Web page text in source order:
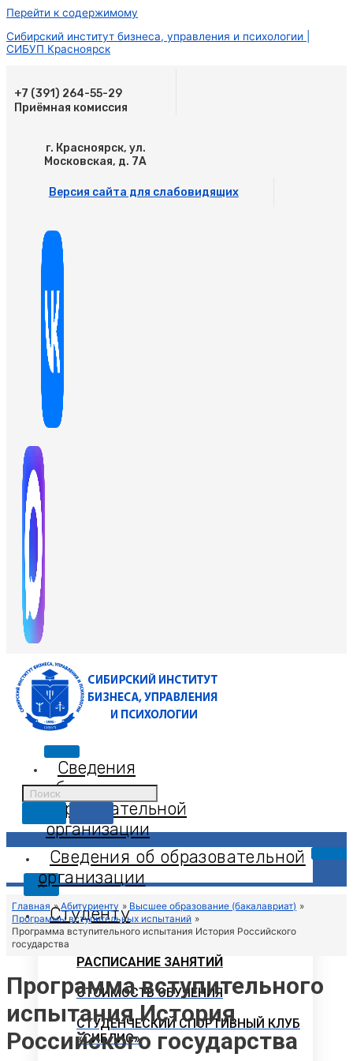
Перейти к содержимому
Сибирский институт бизнеса, управления и психологии |
СИБУП Красноярск
+7 (391) 264-55-29
Приёмная комиссия
г. Красноярск, ул.
Московская, д. 7А
Версия сайта для слабовидящих
Сведения
об
образовательной
организации
X
Сведения об образовательной
организации
Студенту
РАСПИСАНИЕ ЗАНЯТИЙ
СТОИМОСТЬ ОБУЧЕНИЯ
СТУДЕНЧЕСКИЙ СПОРТИВНЫЙ КЛУБ
«СИБЛИС»
Главная Абитуриенту
Высшее образование (бакалавриат)
Программы вступительных испытаний
Программа вступительного испытания История Российского
государства
Программа вступительного
испытания История
Российского государства